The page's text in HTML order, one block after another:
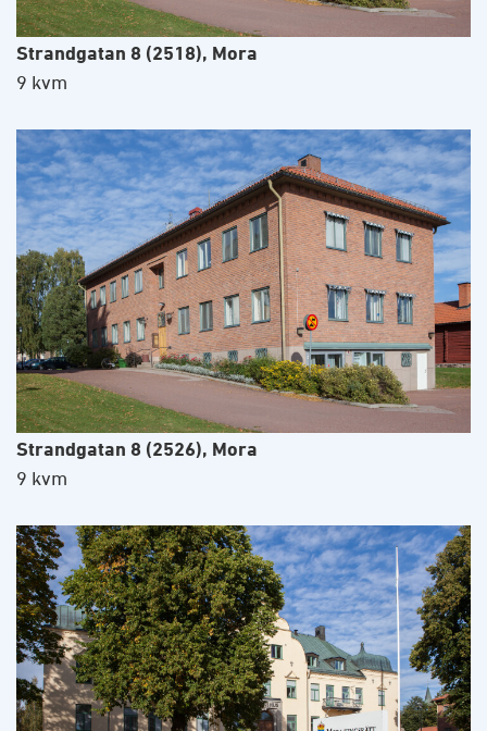
Strandgatan 8 (2518), Mora
9 kvm
Strandgatan 8 (2526), Mora
9 kvm